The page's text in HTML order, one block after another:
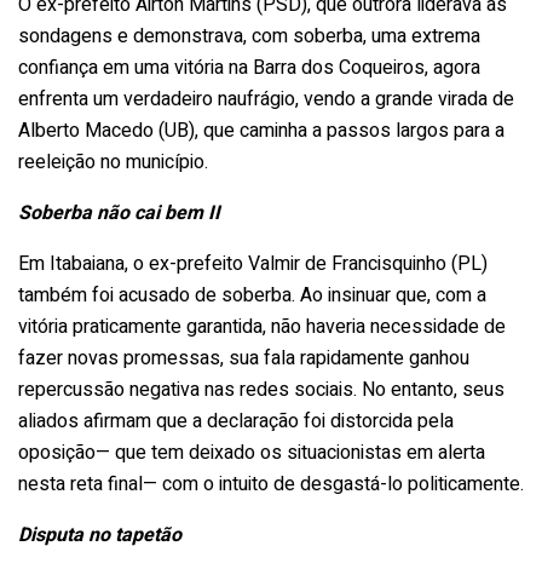
sondagens e demonstrava, com soberba, uma extrema
confiança em uma vitória na Barra dos Coqueiros, agora
enfrenta um verdadeiro naufrágio, vendo a grande virada de
Alberto Macedo (UB), que caminha a passos largos para a
reeleição no município.
Soberba não cai bem II
Em Itabaiana, o ex-prefeito Valmir de Francisquinho (PL)
também foi acusado de soberba. Ao insinuar que, com a
vitória praticamente garantida, não haveria necessidade de
fazer novas promessas, sua fala rapidamente ganhou
repercussão negativa nas redes sociais. No entanto, seus
aliados afirmam que a declaração foi distorcida pela
oposição— que tem deixado os situacionistas em alerta
nesta reta final— com o intuito de desgastá-lo politicamente.
Disputa no tapetão